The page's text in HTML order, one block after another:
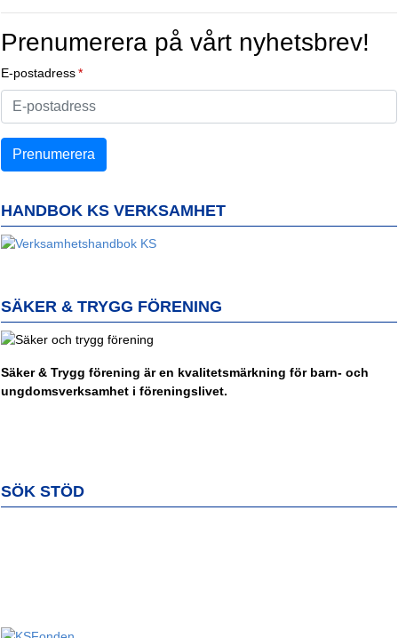
Prenumerera på vårt nyhetsbrev!
E-postadress
HANDBOK KS VERKSAMHET
SÄKER & TRYGG FÖRENING
Säker & Trygg förening är en kvalitetsmärkning för barn- och
ungdomsverksamhet i föreningslivet.
SÖK STÖD